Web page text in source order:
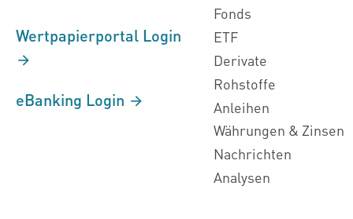
Wertpapierportal Login
eBanking Login
Fonds
ETF
Derivate
Rohstoffe
Anleihen
Währungen & Zinsen
Nachrichten
Analysen